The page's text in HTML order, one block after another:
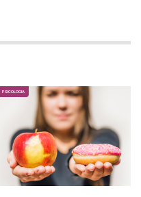
PSICOLOGIA